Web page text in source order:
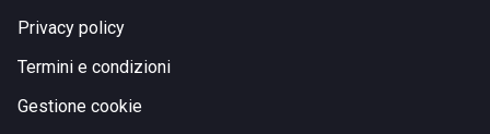
Privacy policy
Termini e condizioni
Gestione cookie